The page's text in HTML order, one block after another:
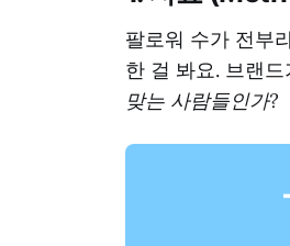
팔로워 수가 전부
한 걸 봐요. 브랜
맞는 사람들인가?